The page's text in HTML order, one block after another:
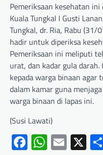
Pemeriksaan kesehatan
Kuala Tungkal I Gusti
Tungkal, dr. Ria, Rabu (31/
hadir untuk diperiksa
Pemeriksaan ini meliputi
urat, dan kadar gula
kepada warga binaan agar
dalam kamar guna
warga binaan di lapas ini.
(Susi Lawati)
FacebookEmail
X